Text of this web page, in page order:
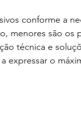
conforme a
menores são os
técnica e
expressar o